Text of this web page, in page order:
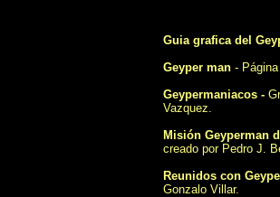
Guia grafica del
Geyper man- Página
Geypermaniacos-
Vazquez.
Misión Geyperman
creado por Pedro J.
Reunidos con
Gonzalo Villar.